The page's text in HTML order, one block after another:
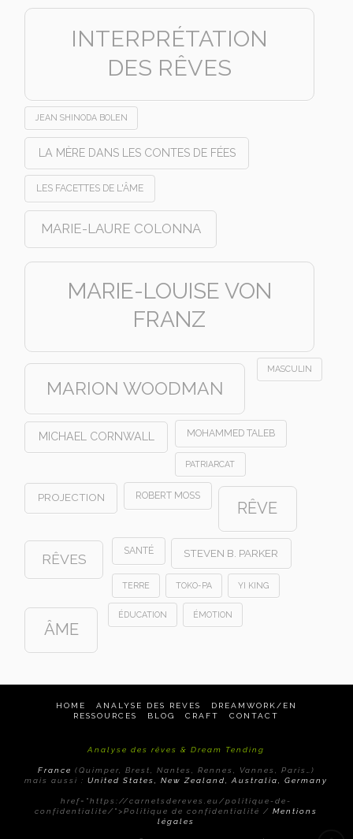
INTERPRÉTATION
DES RÊVES
JEAN SHINODA BOLEN
LA MÈRE DANS LES CONTES DE FÉES
LES FACETTES DE L'ÂME
MARIE-LAURE COLONNA
MARIE-LOUISE VON
FRANZ
MARION WOODMAN
MASCULIN
MICHAEL CORNWALL MOHAMMED TALEB
PATRIARCAT
PROJECTION ROBERT MOSS
RÊVE
RÊVES
SANTÉ STEVEN B. PARKER
TERRE TOKO-PA YI KING
ÂME
ÉDUCATION ÉMOTION
HOME ANALYSE DES REVES
DREAMWORK/EN
RESSOURCES
BLOG CRAFT CONTACT
Analyse des rêves & Dream Tending
France (Quimper, Brest, Nantes, Rennes, Vannes, Paris…)
mais aussi :United States, New Zealand, Australia, Germany
href="https://carnetsdereves.eu/politique-de-
confidentialite/">Politique de confidentialité /Mentions
légales